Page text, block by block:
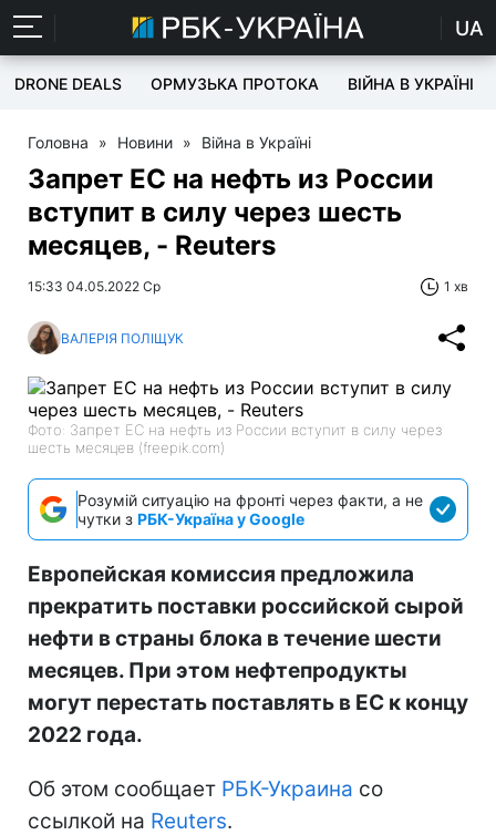
UA
DRONE DEALS ОРМУЗЬКА ПРОТОКА ВІЙНА В УКРАЇНІ
Головна » Новини » Війна в Україні
Запрет ЕС на нефть из России
вступит в силу через шесть
месяцев, - Reuters
15:33 04.05.2022 Ср 1 хв
ВАЛЕРІЯ ПОЛІЩУК
Фото: Запрет ЕС на нефть из России вступит в силу через
шесть месяцев (freepik.com)
Розумій ситуацію на фронті через факти, а не
чутки з РБК-Україна у Google
Европейская комиссия предложила
прекратить поставки российской сырой
нефти в страны блока в течение шести
месяцев. При этом нефтепродукты
могут перестать поставлять в ЕС к концу
2022 года.
Об этом сообщает РБК-Украина со
ссылкой на Reuters.